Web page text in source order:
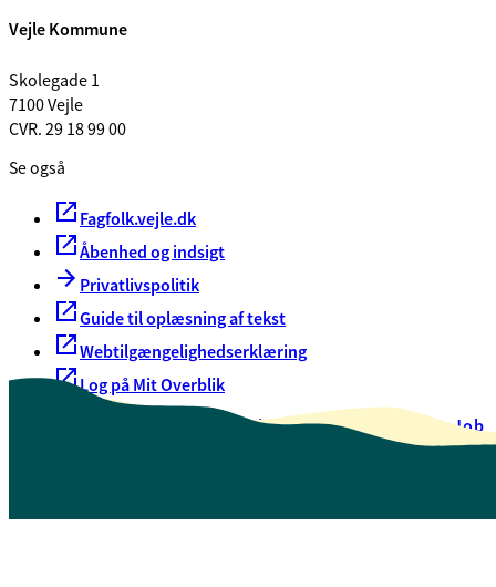
Vejle Kommune
Skolegade 1
7100 Vejle
CVR. 29 18 99 00
Se også
Fagfolk.vejle.dk
Åbenhed og indsigt
Privatlivspolitik
Guide til oplæsning af tekst
Webtilgængelighedserklæring
Log på Mit Overblik
Oversigt over selvbetjeningJob